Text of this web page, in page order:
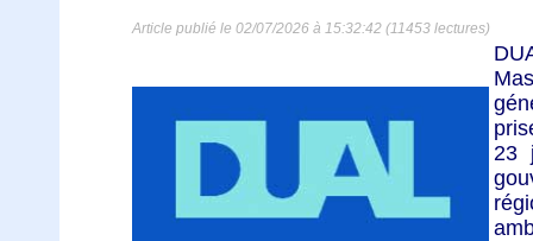
Article publié le 02/07/2026 à 15:32:42 (11453 lectures)
23